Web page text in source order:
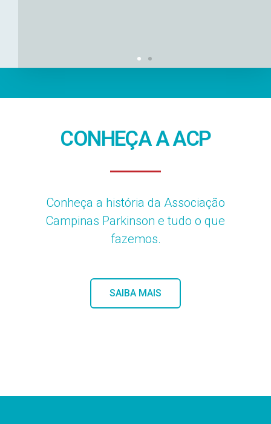
CONHEÇA A ACP​
Conheça a história da Associação
Campinas Parkinson e tudo o que
fazemos.
SAIBA MAIS